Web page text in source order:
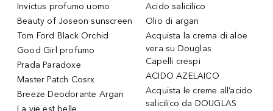
Invictus profumo uomo
Beauty of Joseon sunscreen
Tom Ford Black Orchid
Good Girl profumo
Prada Paradoxe
Master Patch Cosrx
Breeze Deodorante Argan
La vie est belle
Acido salicilico
Olio di argan
Acquista la crema di aloe
vera su Douglas
Capelli crespi
ACIDO AZELAICO
Acquista le creme all’acido
salicilico da DOUGLAS